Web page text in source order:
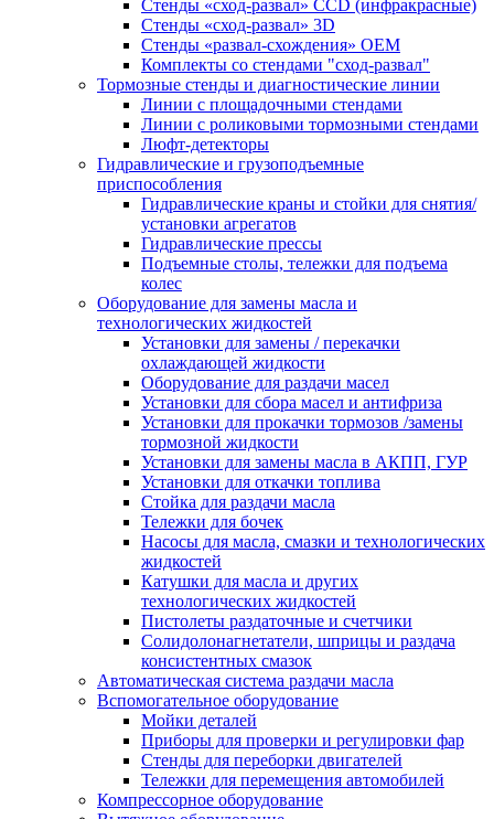
Стенды «сход-развал» CCD (инфракрасные)
Стенды «сход-развал» 3D
Стенды «развал-схождения» ОЕМ
Комплекты со стендами "сход-развал"
Тормозные стенды и диагностические линии
Линии с площадочными стендами
Линии с роликовыми тормозными стендами
Люфт-детекторы
Гидравлические и грузоподъемные
приспособления
Гидравлические краны и стойки для снятия/
установки агрегатов
Гидравлические прессы
Подъемные столы, тележки для подъема
колес
Оборудование для замены масла и
технологических жидкостей
Установки для замены / перекачки
охлаждающей жидкости
Оборудование для раздачи масел
Установки для сбора масел и антифриза
Установки для прокачки тормозов /замены
тормозной жидкости
Установки для замены масла в АКПП, ГУР
Установки для откачки топлива
Стойка для раздачи масла
Тележки для бочек
Насосы для масла, смазки и технологических
жидкостей
Катушки для масла и других
технологических жидкостей
Пистолеты раздаточные и счетчики
Солидолонагнетатели, шприцы и раздача
консистентных смазок
Автоматическая система раздачи масла
Вспомогательное оборудование
Мойки деталей
Приборы для проверки и регулировки фар
Стенды для переборки двигателей
Тележки для перемещения автомобилей
Компрессорное оборудование